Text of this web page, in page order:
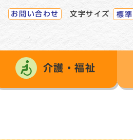
お問い合わせ 文字サイズ 標準
介護・福祉